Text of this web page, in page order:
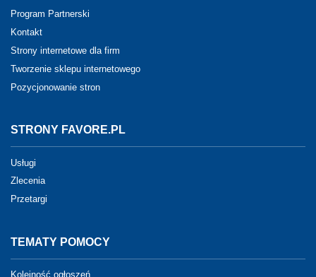
Program Partnerski
Kontakt
Strony internetowe dla firm
Tworzenie sklepu internetowego
Pozycjonowanie stron
STRONY FAVORE.PL
Usługi
Zlecenia
Przetargi
TEMATY POMOCY
Kolejność ogłoszeń